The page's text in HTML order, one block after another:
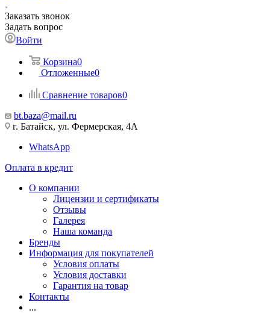
Заказать звонок
Задать вопрос
Войти
Корзина0
Отложенные0
Сравнение товаров0
bt.baza@mail.ru
г. Батайск, ул. Фермерская, 4А
WhatsApp
Оплата в кредит
О компании
Лицензии и сертификаты
Отзывы
Галерея
Наша команда
Бренды
Информация для покупателей
Условия оплаты
Условия доставки
Гарантия на товар
Контакты
...